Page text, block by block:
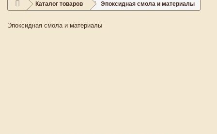
Каталог товаров Эпоксидная смола и материалы
Эпоксидная смола и материалы